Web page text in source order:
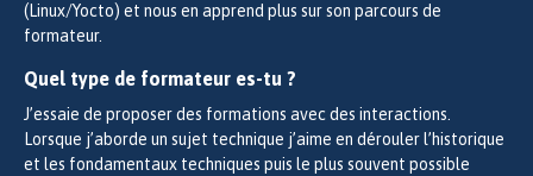
(Linux/Yocto) et nous en apprend plus sur son parcours de
formateur.
Quel type de formateur es-tu ?
J’essaie de proposer des formations avec des interactions.
Lorsque j’aborde un sujet technique j’aime en dérouler l’historique
et les fondamentaux techniques puis le plus souvent possible